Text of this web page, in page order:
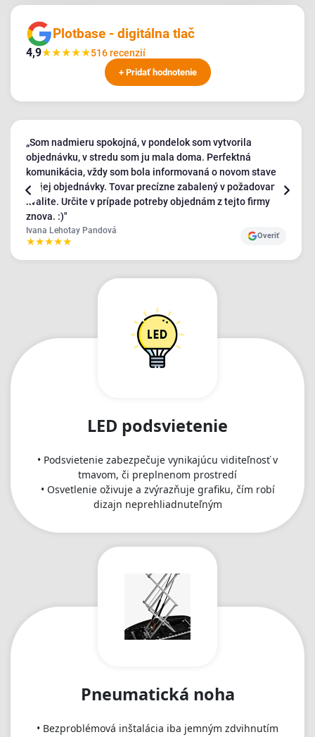
Plotbase - digitálna tlač
4,9★★★★★516 recenzií
+ Pridať hodnotenie
„Som nadmieru spokojná, v pondelok som vytvorila
objednávku, v stredu som ju mala doma. Perfektná
komunikácia, vždy som bola informovaná o novom stave
mojej objednávky. Tovar precízne zabalený v požadovanej
kvalite. Určite v prípade potreby objednám z tejto firmy
znova. :)"
Ivana Lehotay Pandová
★★★★★ Overiť
LED podsvietenie
• Podsvietenie zabezpečuje vynikajúcu viditeľnosť v
tmavom, či preplnenom prostredí
• Osvetlenie oživuje a zvýrazňuje grafiku, čím robí
dizajn neprehliadnuteľným
Pneumatická noha
• Bezproblémová inštalácia iba jemným zdvihnutím